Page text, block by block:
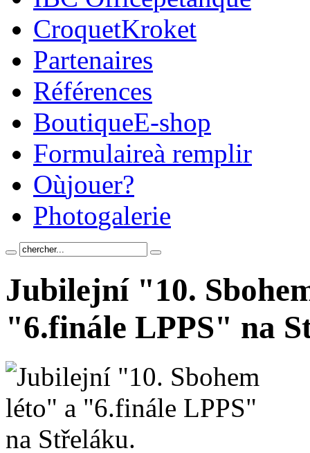
CroquetKroket
Partenaires
Références
BoutiqueE-shop
Formulaireà remplir
Oùjouer?
Photogalerie
Jubilejní "10.
"6.finále LPPS" na